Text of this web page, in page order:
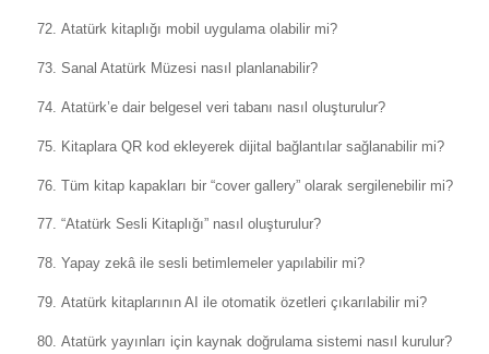
72. Atatürk kitaplığı mobil uygulama olabilir mi?
73. Sanal Atatürk Müzesi nasıl planlanabilir?
74. Atatürk’e dair belgesel veri tabanı nasıl oluşturulur?
75. Kitaplara QR kod ekleyerek dijital bağlantılar sağlanabilir mi?
76. Tüm kitap kapakları bir “cover gallery” olarak sergilenebilir mi?
77. “Atatürk Sesli Kitaplığı” nasıl oluşturulur?
78. Yapay zekâ ile sesli betimlemeler yapılabilir mi?
79. Atatürk kitaplarının AI ile otomatik özetleri çıkarılabilir mi?
80. Atatürk yayınları için kaynak doğrulama sistemi nasıl kurulur?